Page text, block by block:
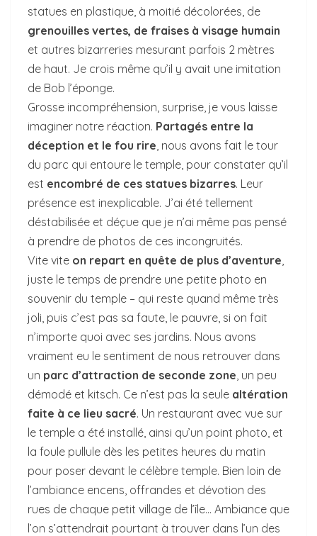
statues en plastique, à moitié décolorées, de
grenouilles vertes, de fraises à visage humain
et autres bizarreries mesurant parfois 2 mètres
de haut. Je crois même qu’il y avait une imitation
de Bob l’éponge.
Grosse incompréhension, surprise, je vous laisse
imaginer notre réaction. Partagés entre la
déception et le fou rire , nous avons fait le tour
du parc qui entoure le temple, pour constater qu’il
est encombré de ces statues bizarres. Leur
présence est inexplicable. J’ai été tellement
déstabilisée et déçue que je n’ai même pas pensé
à prendre de photos de ces incongruités.
Vite vite on repart en quête de plus d’aventure
juste le temps de prendre une petite photo en
souvenir du temple – qui reste quand même très
joli, puis c’est pas sa faute, le pauvre, si on fait
n’importe quoi avec ses jardins. Nous avons
vraiment eu le sentiment de nous retrouver dans
un parc d’attraction de seconde zone , un peu
démodé et kitsch. Ce n’est pas la seule altération
faite à ce lieu sacré. Un restaurant avec vue sur
le temple a été installé, ainsi qu’un point photo, et
la foule pullule dès les petites heures du matin
pour poser devant le célèbre temple. Bien loin de
l’ambiance encens, offrandes et dévotion des
rues de chaque petit village de l’île… Ambiance que
l’on s’attendrait pourtant à trouver dans l’un des